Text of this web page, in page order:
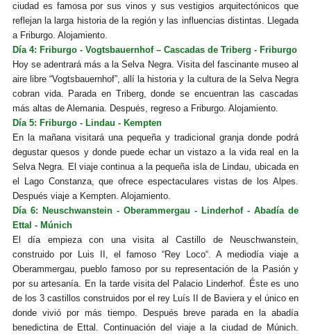
ciudad es famosa por sus vinos y sus vestigios arquitectónicos que
reflejan la larga historia de la región y las influencias distintas. Llegada
a Friburgo. Alojamiento.
Día 4: Friburgo - Vogtsbauernhof – Cascadas de Triberg - Friburgo
Hoy se adentrará más a la Selva Negra. Visita del fascinante museo al
aire libre “Vogtsbauernhof”, allí la historia y la cultura de la Selva Negra
cobran vida. Parada en Triberg, donde se encuentran las cascadas
más altas de Alemania. Después, regreso a Friburgo. Alojamiento.
Día 5: Friburgo - Lindau - Kempten
En la mañana visitará una pequeña y tradicional granja donde podrá
degustar quesos y donde puede echar un vistazo a la vida real en la
Selva Negra. El viaje continua a la pequeña isla de Lindau, ubicada en
el Lago Constanza, que ofrece espectaculares vistas de los Alpes.
Después viaje a Kempten. Alojamiento.
Día 6: Neuschwanstein - Oberammergau - Linderhof - Abadía de
Ettal - Múnich
El día empieza con una visita al Castillo de Neuschwanstein,
construido por Luis II, el famoso “Rey Loco“. A mediodía viaje a
Oberammergau, pueblo famoso por su representación de la Pasión y
por su artesanía. En la tarde visita del Palacio Linderhof. Éste esuno
de los 3 castillos construidos por el rey Luís II de Baviera y el único en
donde vivió por más tiempo. Después breve parada en la abadía
benedictina de Ettal. Continuación del viaje a la ciudad de Múnich.